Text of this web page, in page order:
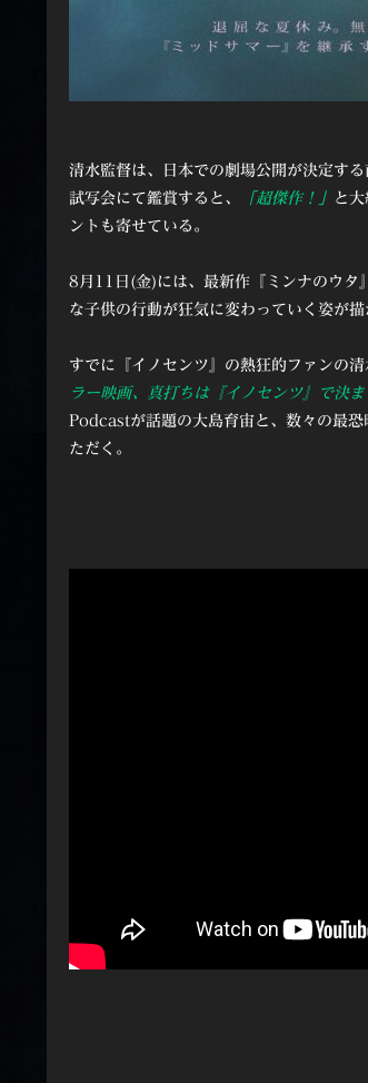
清水監督は、日本での劇場公開が決定す
試写会にて鑑賞すると、
「超傑作！」 と大
ントも寄せている。
8月11日(金)には、最新作『ミンナのウタ
な子供の行動が狂気に変わっていく姿が描
すでに『イノセンツ』の熱狂的ファンの
ラー映画、真打ちは『イノセンツ』で決ま
Podcastが話題の大島育宙と、数々の最
ただく。